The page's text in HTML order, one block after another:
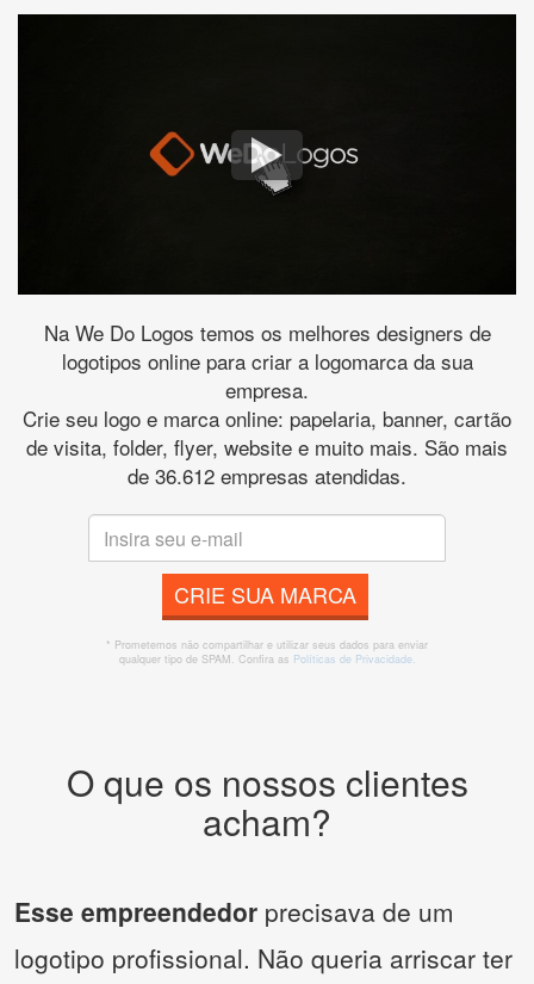
Na We Do Logos temos os melhores designers de
logotipos online para criar a logomarca da sua
empresa.
Crie seu logo e marca online: papelaria, banner, cartão
de visita, folder, flyer, website e muito mais. São mais
de 36.612 empresas atendidas.
CRIE SUA MARCA
* Prometemos não compartilhar e utilizar seus dados para enviar
qualquer tipo de SPAM. Confira as Políticas de Privacidade.
O que os nossos clientes
acham?
Esse empreendedor precisava de um
logotipo profissional. Não queria arriscar ter